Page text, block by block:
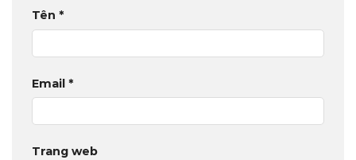
Tên *
Email *
Trang web